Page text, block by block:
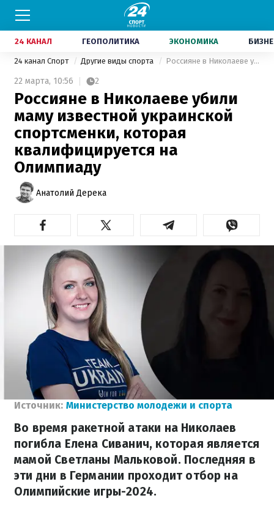
24 КАНАЛ ГЕОПОЛИТИКА ЭКОНОМИКА
24 канал Спорт Другие виды спорта Россияне в Николаеве убили маму известной украинской спортсменки, которая квалифицируется на Олимпиаду
22 марта, 10:56 2
Россияне в Николаеве убили
маму известной украинской
спортсменки, которая
квалифицируется на
Олимпиаду
Анатолий Дерека
Источник: Министерство молодежи и спорта
Во время ракетной атаки на Николаев
погибла Елена Сиванич, которая является
мамой Светланы Мальковой. Последняя в
эти дни в Германии проходит отбор на
Олимпийские игры-2024.